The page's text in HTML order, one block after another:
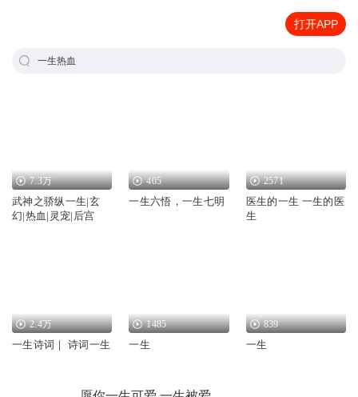
打开APP
一生热血
7.3万
武神之骄纵一生|玄
幻|热血|灵宠|后宫
405
一生六悟，一生七明
2571
医生的一生 一生的医
生
2.4万
一生诗词｜ 诗词一生
1485
一生
839
一生